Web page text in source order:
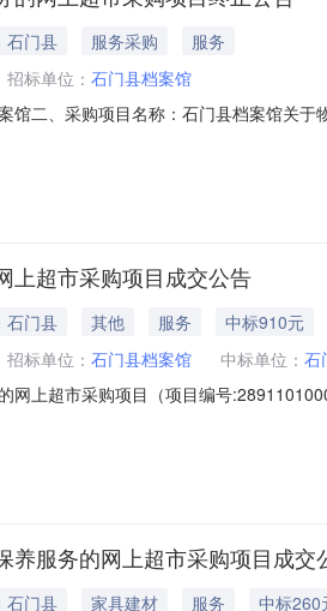
石门县 服务采购
服务
招标单位： 石门县档案馆
馆二、采购项目名称：石门县档案馆关
构名称：地址：联系人：联系电话：传
上超市采购项目成交公告
石门县 其他 服务
中标910元
招标单位： 石门县档案馆 中标单位： 石
网上超市采购项目（项目编号
息采购单位名称:石门县档案馆采购单位
养服务的网上超市采购项目成交
石门县 家具建材 服务
中标260